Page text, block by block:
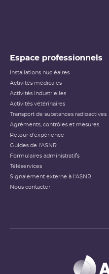
(dose reçue notamment)
Échelle
Espace professionnels
Installations nucléaires
Activités médicales
Activités industrielles
Activités vétérinaires
Transport de substances radioactives
Agréments, contrôles et mesures
Retour d'expérience
Guides de l'ASNR
Formulaires administratifs
Téléservices
Signalement externe à l'ASNR
Nous contacter